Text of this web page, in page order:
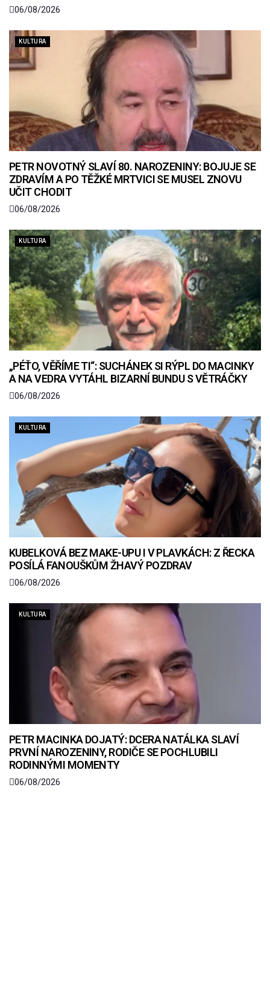
06/08/2026
KULTURA
PETR NOVOTNÝ SLAVÍ 80. NAROZENINY: BOJUJE SE
ZDRAVÍM A PO TĚŽKÉ MRTVICI SE MUSEL ZNOVU
UČIT CHODIT
06/08/2026
KULTURA
„PÉŤO, VĚŘÍME TI“: SUCHÁNEK SI RÝPL DO MACINKY
A NA VEDRA VYTÁHL BIZARNÍ BUNDU S VĚTRÁČKY
06/08/2026
KULTURA
KUBELKOVÁ BEZ MAKE-UPU I V PLAVKÁCH: Z ŘECKA
POSÍLÁ FANOUŠKŮM ŽHAVÝ POZDRAV
06/08/2026
KULTURA
PETR MACINKA DOJATÝ: DCERA NATÁLKA SLAVÍ
PRVNÍ NAROZENINY, RODIČE SE POCHLUBILI
RODINNÝMI MOMENTY
06/08/2026